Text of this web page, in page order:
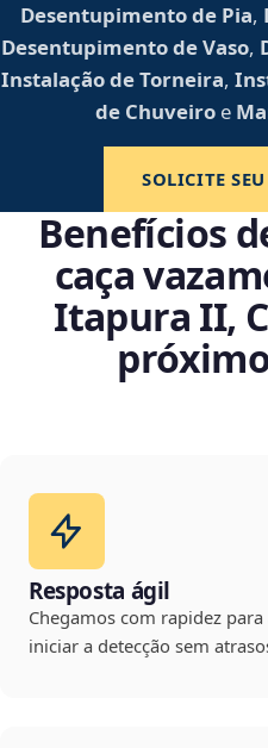
Desentupimento de Pia,
Desentupimento de Vaso,
Instalação de Torneira,
de Chuveiro e
SOLICITE
Benefícios
caça
Itapura II,
Resposta ágil
Chegamos com rapidez
iniciar a detecção sem